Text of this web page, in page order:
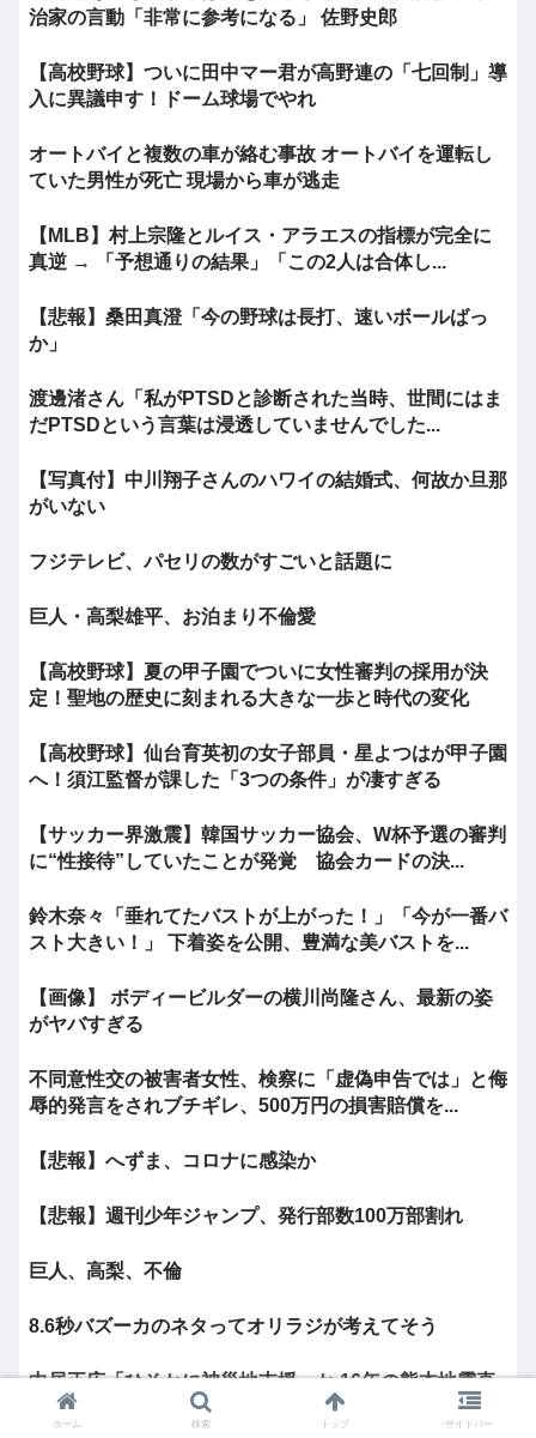
治家の言動「非常に参考になる」 佐野史郎
【高校野球】ついに田中マー君が高野連の「七回制」導
入に異議申す！ドーム球場でやれ
オートバイと複数の車が絡む事故 オートバイを運転し
ていた男性が死亡 現場から車が逃走
【MLB】村上宗隆とルイス・アラエスの指標が完全に
真逆 → 「予想通りの結果」「この2人は合体し...
【悲報】桑田真澄「今の野球は長打、速いボールばっ
か」
渡邊渚さん「私がPTSDと診断された当時、世間にはま
だPTSDという言葉は浸透していませんでした...
【写真付】中川翔子さんのハワイの結婚式、何故か旦那
がいない
フジテレビ、パセリの数がすごいと話題に
巨人・高梨雄平、お泊まり不倫愛
【高校野球】夏の甲子園でついに女性審判の採用が決
定！聖地の歴史に刻まれる大きな一歩と時代の変化
【高校野球】仙台育英初の女子部員・星よつはが甲子園
へ！須江監督が課した「3つの条件」が凄すぎる
【サッカー界激震】韓国サッカー協会、W杯予選の審判
に“性接待”していたことが発覚 協会カードの決...
鈴木奈々「垂れてたバストが上がった！」「今が一番バ
スト大きい！」 下着姿を公開、豊満な美バストを...
【画像】 ボディービルダーの横川尚隆さん、最新の姿
がヤバすぎる
不同意性交の被害者女性、検察に「虚偽申告では」と侮
辱的発言をされブチギレ、500万円の損害賠償を...
【悲報】へずま、コロナに感染か
【悲報】週刊少年ジャンプ、発行部数100万部割れ
巨人、高梨、不倫
8.6秒バズーカのネタってオリラジが考えてそう
中居正広「ひそかに被災地支援」か 16年の熊本地震直
後には現地で炊き出し “誰にも知られなくて良...
ホーム 検索 トップ サイドバー